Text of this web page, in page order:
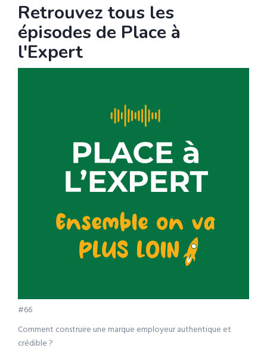
Retrouvez tous les
épisodes de Place à
l'Expert
#66
Comment construire une marque employeur authentique et
crédible ?